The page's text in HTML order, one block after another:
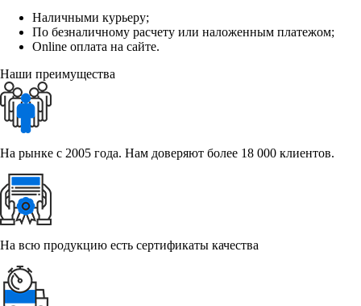
Наличными курьеру;
По безналичному расчету или наложенным платежом;
Online оплата на сайте.
Наши преимущества
На рынке с 2005 года. Нам доверяют более 18 000 клиентов.
На всю продукцию есть сертификаты качества